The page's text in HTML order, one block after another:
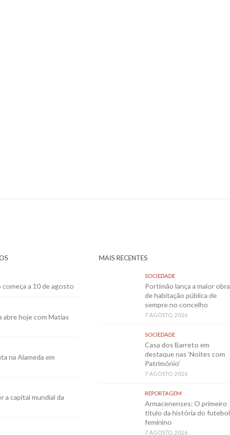
a 10 de agosto
abre hoje com Matias
na Alameda em
a capital mundial da
MAIS RECENTES
SOCIEDADE
Portimão lança a maior obra
de habitação pública de
sempre no concelho
7 AGOSTO, 2026
SOCIEDADE
Casa dos Barreto em
destaque nas ‘Noites com
Património’
7 AGOSTO, 2026
REPORTAGEM
Armacenenses: O primeiro
título da história do futebol
feminino
7 AGOSTO, 2026